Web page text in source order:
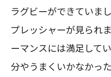
ラグビーができていま
プレッシャーが見られ
ーマンスには満足して
分やうまくいかなかっ